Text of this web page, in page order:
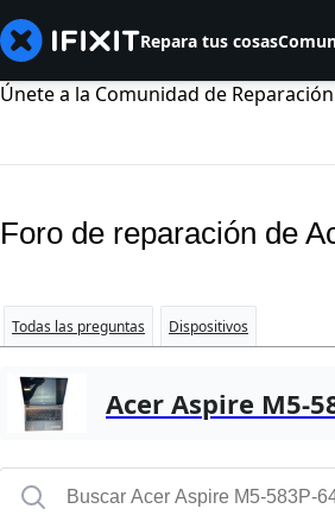
Repara tus cosas
Únete a la Comunidad de
Foro de reparación de
Todas las preguntas Dispositivos
Acer Aspire M5-